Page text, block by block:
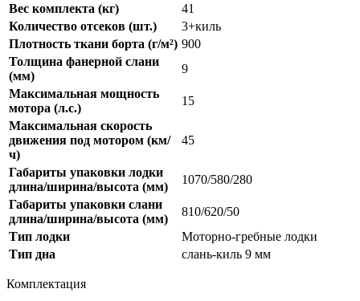
Вес комплекта (кг)
41
Количество отсеков (шт.)
3+киль
Плотность ткани борта (г/м²) 900
Толщина фанерной слани
(мм)
9
Максимальная мощность
мотора (л.с.)
15
Максимальная скорость
движения под мотором (км/
ч)
45
Габариты упаковки лодки
длина/ширина/высота (мм)
1070/580/280
Габариты упаковки слани
длина/ширина/высота (мм)
810/620/50
Тип лодки
Моторно-гребные лодки
Тип дна
слань-киль 9 мм
Комплектация